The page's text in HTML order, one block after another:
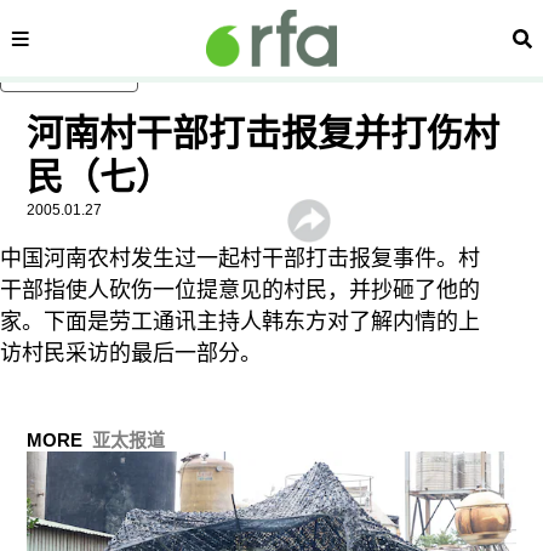
内容分类 搜
显示 播客 个子部分
显示 视频 个子部分
河南村干部打击报复并打伤村
民（七）
2005.01.27
中国河南农村发生过一起村干部打击报复事件。村
干部指使人砍伤一位提意见的村民，并抄砸了他的
家。下面是劳工通讯主持人韩东方对了解内情的上
访村民采访的最后一部分。
MORE 亚太报道